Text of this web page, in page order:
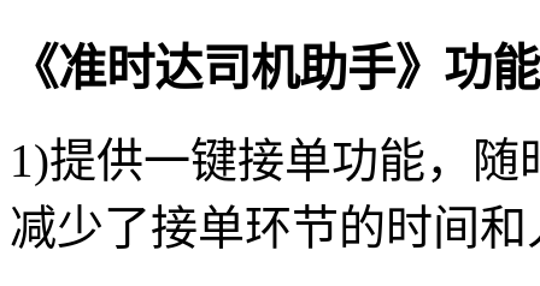
《准时达司机助手》功
1)提供一键接单功能，
减少了接单环节的时间